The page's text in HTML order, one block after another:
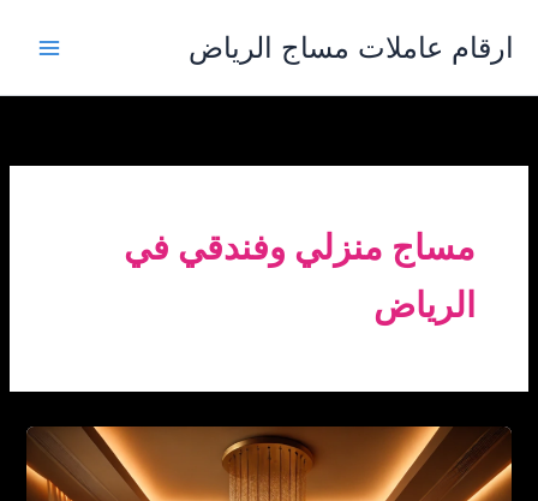
المحتوى
ارقام عاملات مساج الرياض
مساج منزلي وفندقي في
الرياض